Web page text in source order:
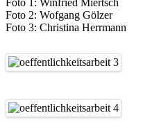
Foto 2: Wofgang Gölzer
Foto 3: Christina Herrmann